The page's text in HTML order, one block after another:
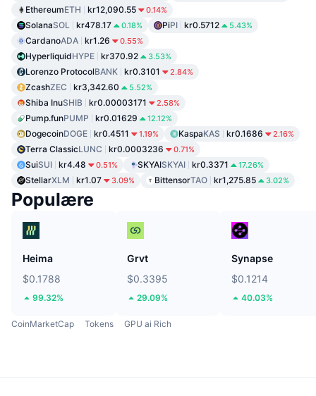
EthereumETH kr12,090.55 0.14%
SolanaSOL kr478.17 0.18% PiPI kr0.5712 5.43%
CardanoADA kr1.26 0.55%
HyperliquidHYPE kr370.92 3.53%
Lorenzo ProtocolBANK kr0.3101 2.84%
ZcashZEC kr3,342.60 5.52%
Shiba InuSHIB kr0.00003171 2.58%
Pump.funPUMP kr0.01629 12.12%
DogecoinDOGE kr0.4511 1.19% KaspaKAS kr0.1686 2.16%
Terra ClassicLUNC kr0.0003236 0.71%
SuiSUI kr4.48 0.51% SKYAISKYAI kr0.3371 17.26%
StellarXLM kr1.07 3.09% BittensorTAO kr1,275.85 3.02%
Populære
Heima
$0.1788
99.32%
Grvt
$0.3395
29.09%
Synapse
$0.1214
40.03%
CoinMarketCap Tokens GPU ai Rich